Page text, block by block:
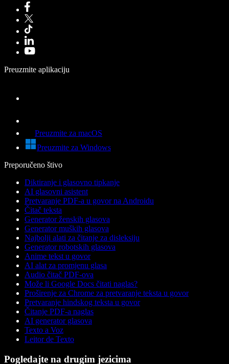
Preuzmite aplikaciju
Preuzmite za macOS
Preuzmite za Windows
Preporučeno štivo
Diktiranje i glasovno tipkanje
AI glasovni asistent
Pretvaranje PDF-a u govor na Androidu
Čitač teksta
Generator ženskih glasova
Generator muških glasova
Najbolji alati za čitanje za disleksiju
Generator robotskih glasova
Anime tekst u govor
AI alat za promjenu glasa
Audio čitač PDF-ova
Može li Google Docs čitati naglas?
Proširenje za Chrome za pretvaranje teksta u govor
Pretvaranje hindskog teksta u govor
Čitanje PDF-a naglas
AI generator glasova
Texto a Voz
Leitor de Texto
Pogledajte na drugim jezicima